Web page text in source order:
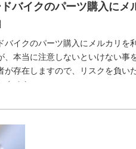
ドバイクのパーツ購入にメ
バイクのパーツ購入にメルカリを
、本当に注意しないといけない事
が存在しますので、リスクを負い
ません。